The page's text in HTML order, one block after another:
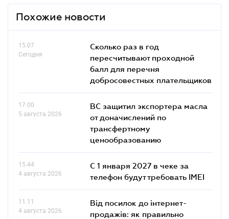
Похожие новости
15.07
Сегодня
Сколько раз в год
пересчитывают проходной
балл для перечня
добросовестных плательщиков
17.00
5 августа 2026
ВС защитил экспортера масла
от доначислений по
трансфертному
ценообразованию
15.44
4 августа 2026
С 1 января 2027 в чеке за
телефон будут требовать IMEI
11.11
4 августа 2026
Від посилок до інтернет-
продажів: як правильно